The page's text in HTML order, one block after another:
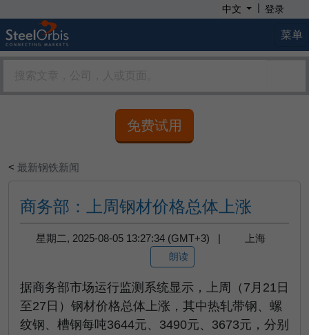
中文 | 登录
菜单
免费试用
< 最新钢铁新闻
商务部：上周钢材价格总体上涨
星期二, 2025-08-05 13:27:34 (GMT+3) | 上海
朗读
据商务部市场运行监测系统显示，上周（ 7 月 21 日
至 27 日）钢材价格总体上涨，其中热轧带钢、螺
纹钢、槽钢每吨3644元、 3490元、 3673元，分别